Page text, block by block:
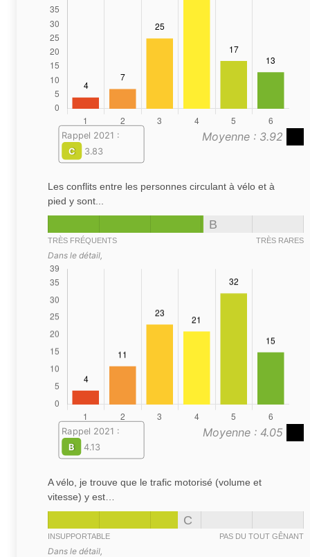
Moyenne : 3.92
Rappel 2021 :
C
3.83
Les conflits entre les personnes circulant à vélo et à
pied y sont...
B
TRÈS FRÉQUENTS TRÈS RARES
Dans le détail,
Moyenne : 4.05
Rappel 2021 :
B
4.13
A vélo, je trouve que le trafic motorisé (volume et
vitesse) y est…
C
INSUPPORTABLE PAS DU TOUT GÊNANT
Dans le détail,